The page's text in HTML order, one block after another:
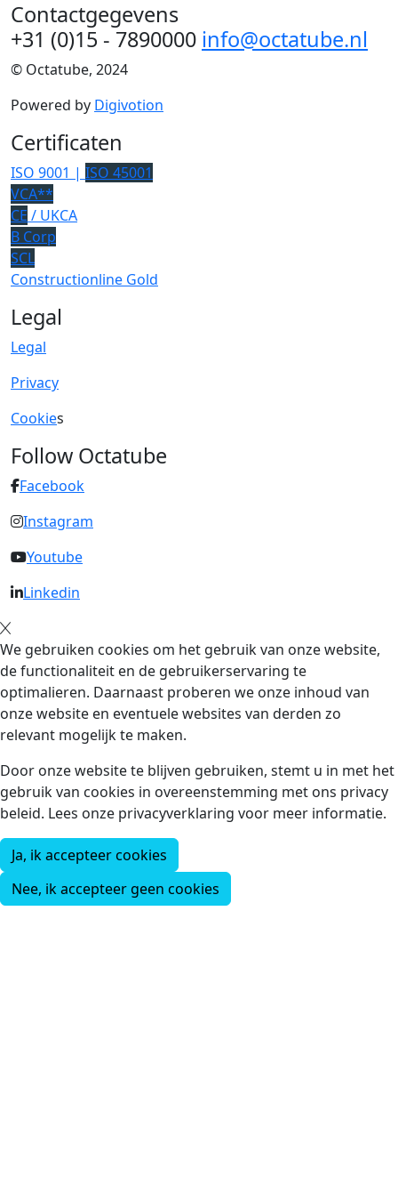
Contactgegevens
+31 (0)15 - 7890000 info@octatube.nl
© Octatube, 2024
Powered by Digivotion
Certificaten
ISO 9001 | ISO 45001
VCA**
CE / UKCA
B Corp
SCL
Constructionline Gold
Legal
Legal
Privacy
Cookies
Follow Octatube
Facebook
Instagram
Youtube
Linkedin
We gebruiken cookies om het gebruik van onze website,
de functionaliteit en de gebruikerservaring te
optimalieren. Daarnaast proberen we onze inhoud van
onze website en eventuele websites van derden zo
relevant mogelijk te maken.
Door onze website te blijven gebruiken, stemt u in met het
gebruik van cookies in overeenstemming met ons privacy
beleid. Lees onze privacyverklaring voor meer informatie.
Ja, ik accepteer cookies
Nee, ik accepteer geen cookies